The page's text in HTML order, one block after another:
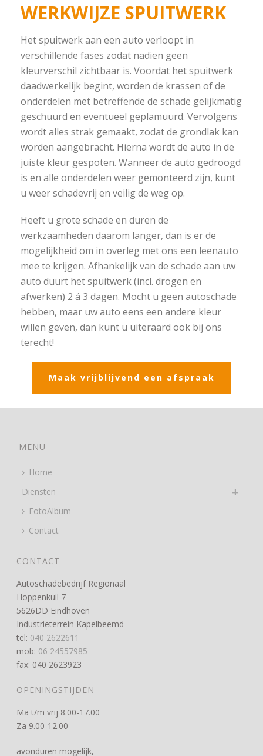
WERKWIJZE SPUITWERK
Het spuitwerk aan een auto verloopt in
verschillende fases zodat nadien geen
kleurverschil zichtbaar is. Voordat het spuitwerk
daadwerkelijk begint, worden de krassen of de
onderdelen met betreffende de schade gelijkmatig
geschuurd en eventueel geplamuurd. Vervolgens
wordt alles strak gemaakt, zodat de grondlak kan
worden aangebracht. Hierna wordt de auto in de
juiste kleur gespoten. Wanneer de auto gedroogd
is en alle onderdelen weer gemonteerd zijn, kunt
u weer schadevrij en veilig de weg op.
Heeft u grote schade en duren de
werkzaamheden daarom langer, dan is er de
mogelijkheid om in overleg met ons een leenauto
mee te krijgen. Afhankelijk van de schade aan uw
auto duurt het spuitwerk (incl. drogen en
afwerken) 2 á 3 dagen. Mocht u geen autoschade
hebben, maar uw auto eens een andere kleur
willen geven, dan kunt u uiteraard ook bij ons
terecht!
Maak vrijblijvend een afspraak
MENU
Home
Diensten
FotoAlbum
Contact
CONTACT
Autoschadebedrijf Regionaal
Hoppenkuil 7
5626DD Eindhoven
Industrieterrein Kapelbeemd
tel: 040 2622611
mob: 06 24557985
fax: 040 2623923
OPENINGSTIJDEN
Ma t/m vrij 8.00-17.00
Za 9.00-12.00
avonduren mogelijk,